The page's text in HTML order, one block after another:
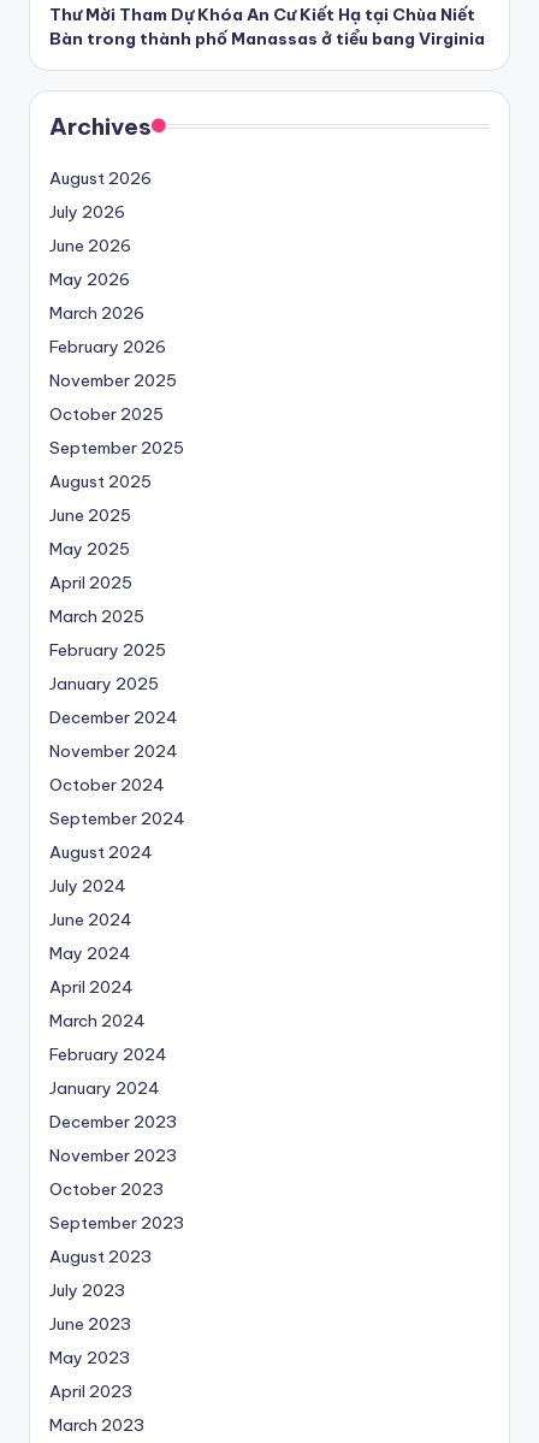
Thư Mời Tham Dự Khóa An Cư Kiết Hạ tại Chùa Niết
Bàn trong thành phố Manassas ở tiểu bang Virginia
Archives
August 2026
July 2026
June 2026
May 2026
March 2026
February 2026
November 2025
October 2025
September 2025
August 2025
June 2025
May 2025
April 2025
March 2025
February 2025
January 2025
December 2024
November 2024
October 2024
September 2024
August 2024
July 2024
June 2024
May 2024
April 2024
March 2024
February 2024
January 2024
December 2023
November 2023
October 2023
September 2023
August 2023
July 2023
June 2023
May 2023
April 2023
March 2023